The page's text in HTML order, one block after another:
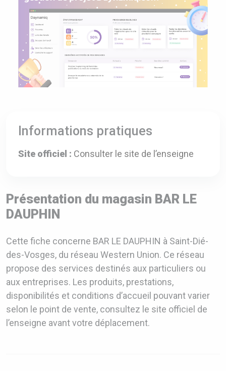
Informations pratiques
Site officiel : Consulter le site de l’enseigne
Présentation du magasin BAR LE
DAUPHIN
Cette fiche concerne BAR LE DAUPHIN à Saint-Dié-
des-Vosges, du réseau Western Union. Ce réseau
propose des services destinés aux particuliers ou
aux entreprises. Les produits, prestations,
disponibilités et conditions d’accueil pouvant varier
selon le point de vente, consultez le site officiel de
l’enseigne avant votre déplacement.